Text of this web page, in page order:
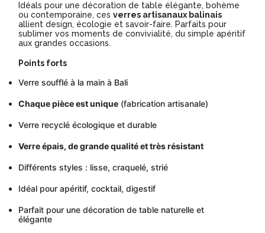
Idéals pour une décoration de table élégante, bohème
ou contemporaine, cesverres artisanaux balinais
allient design, écologie et savoir-faire. Parfaits pour
sublimer vos moments de convivialité, du simple apéritif
aux grandes occasions.
Points forts
Verre soufflé à la main à Bali
Chaque pièce est unique (fabrication artisanale)
Verre recyclé écologique et durable
Verre épais, de grande qualité et très résistant
Différents styles : lisse, craquelé, strié
Idéal pour apéritif, cocktail, digestif
Parfait pour une décoration de table naturelle et
élégante